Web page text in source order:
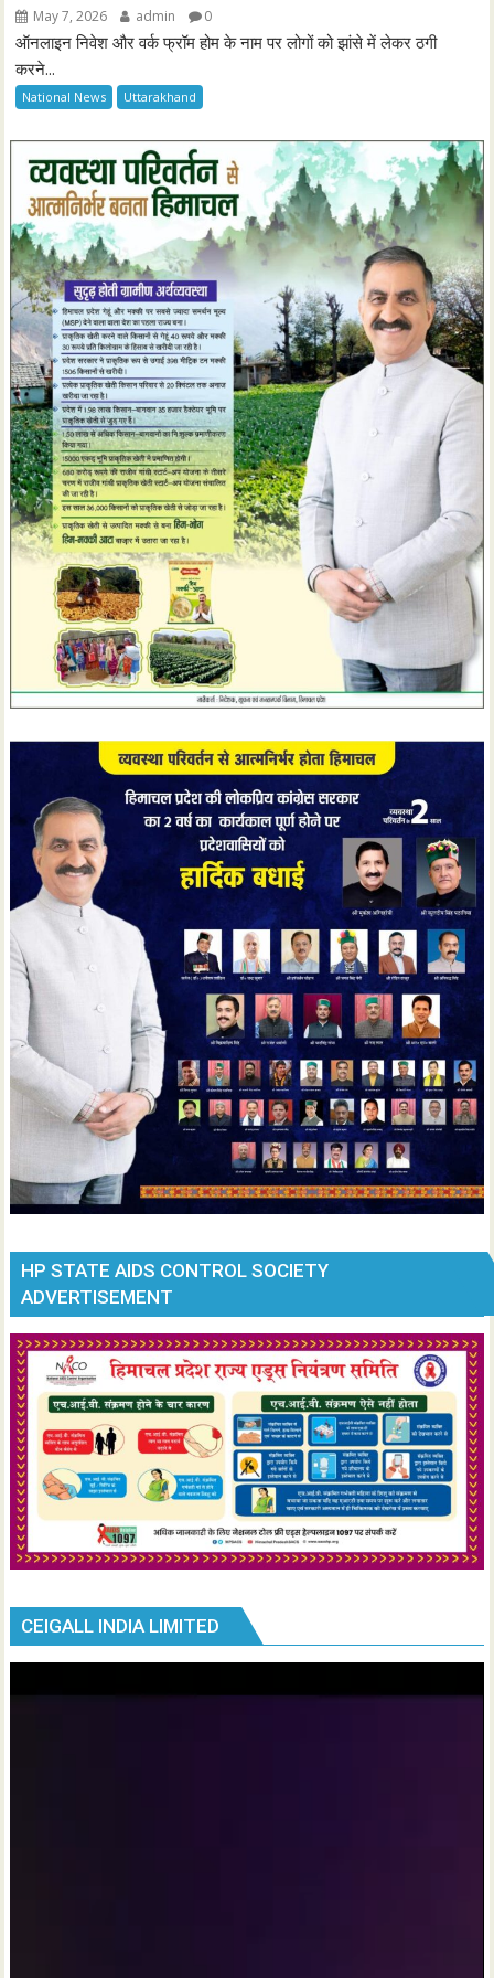
May 7, 2026 admin 0
ऑनलाइन निवेश और वर्क फ्रॉम होम के नाम पर लोगों को झांसे में लेकर ठगी
करने...
National News Uttarakhand
HP STATE AIDS CONTROL SOCIETY
ADVERTISEMENT
CEIGALL INDIA LIMITED